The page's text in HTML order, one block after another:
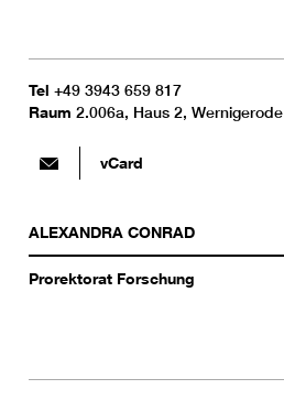
Tel +49 3943 659 817
Raum 2.006a, Haus 2, Wernigerode
vCard
ALEXANDRA CONRAD
Prorektorat Forschung